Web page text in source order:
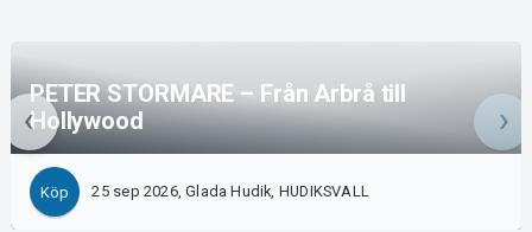
PETER STORMARE – Från Arbrå till
Hollywood
Köp 25 sep 2026, Glada Hudik, HUDIKSVALL